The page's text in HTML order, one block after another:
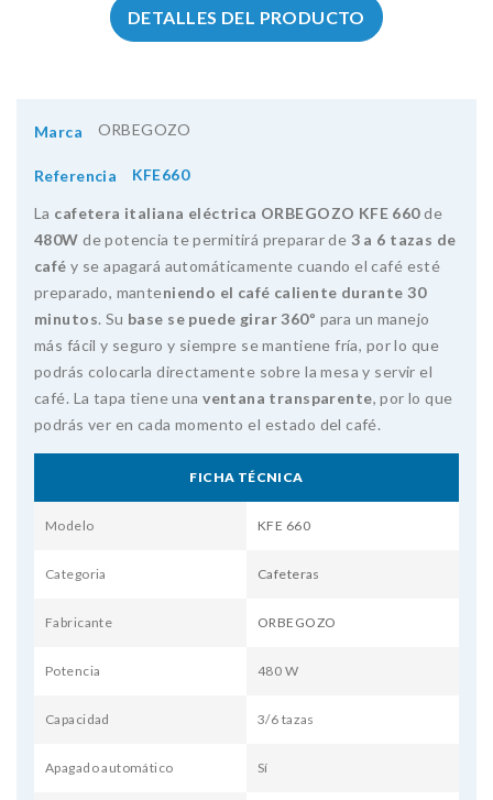
DETALLES DEL PRODUCTO
Marca ORBEGOZO
Referencia KFE660
La cafetera italiana eléctrica ORBEGOZO KFE 660de
480W de potencia te permitirá preparar de 3 a 6 tazas de
café y se apagará automáticamente cuando el café esté
preparado, manteniendo el café caliente durante 30
minutos. Su base se puede girar 360º para un manejo
más fácil y seguro y siempre se mantiene fría, por lo que
podrás colocarla directamente sobre la mesa y servir el
café. La tapa tiene unaventana transparente, por lo que
podrás ver en cada momento el estado del café.
FICHA TÉCNICA
Modelo KFE 660
Categoria Cafeteras
Fabricante ORBEGOZO
Potencia 480 W
Capacidad 3/6 tazas
Apagado automático Sí